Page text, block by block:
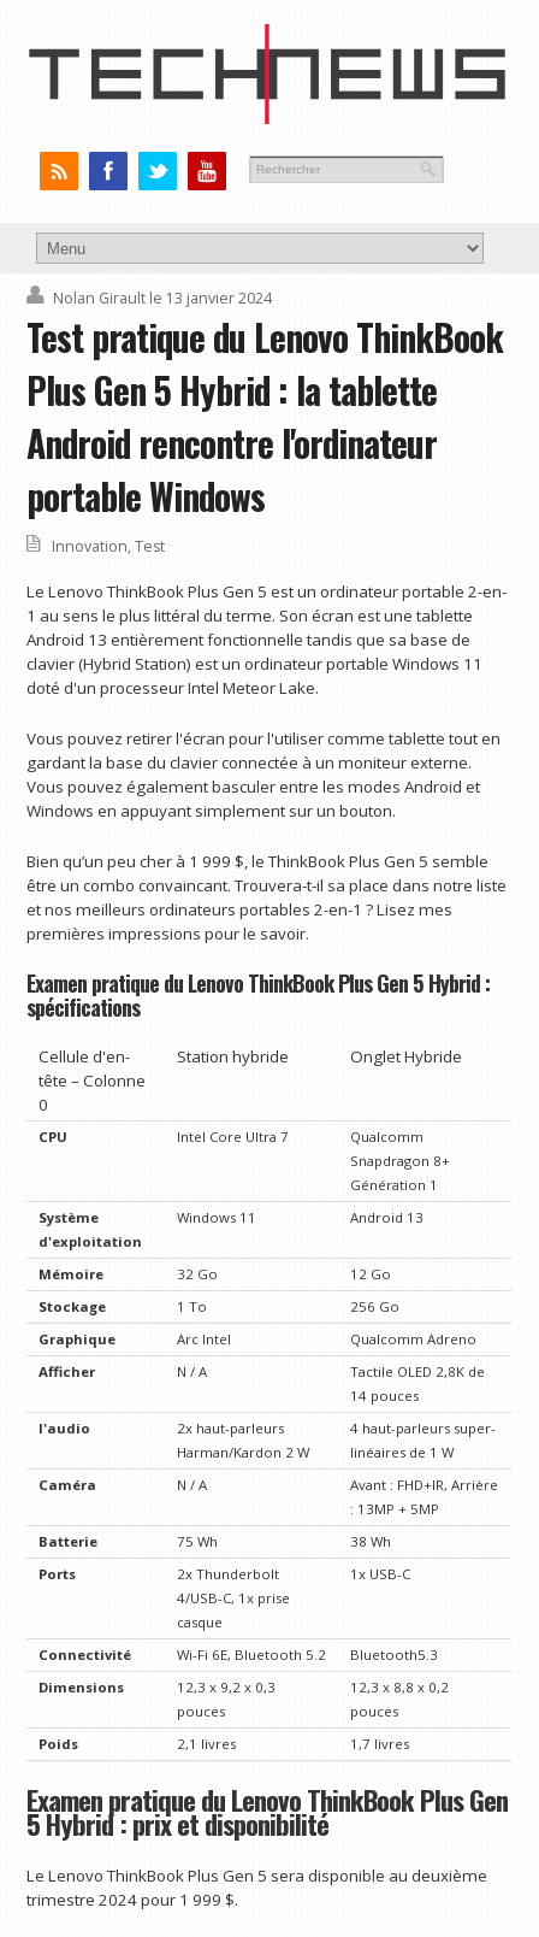
Nolan Girault le 13 janvier 2024
Test pratique du Lenovo ThinkBook
Plus Gen 5 Hybrid : la tablette
Android rencontre l'ordinateur
portable Windows
Innovation,Test
Le Lenovo ThinkBook Plus Gen 5 est un ordinateur portable 2-en-
1 au sens le plus littéral du terme. Son écran est une tablette
Android 13 entièrement fonctionnelle tandis que sa base de
clavier (Hybrid Station) est un ordinateur portable Windows 11
doté d'un processeur Intel Meteor Lake.
Vous pouvez retirer l'écran pour l'utiliser comme tablette tout en
gardant la base du clavier connectée à un moniteur externe.
Vous pouvez également basculer entre les modes Android et
Windows en appuyant simplement sur un bouton.
Bien qu’un peu cher à 1 999 $, le ThinkBook Plus Gen 5 semble
être un combo convaincant. Trouvera-t-il sa place dans notre liste
et nos meilleurs ordinateurs portables 2-en-1 ? Lisez mes
premières impressions pour le savoir.
Examen pratique du Lenovo ThinkBook Plus Gen 5 Hybrid :
spécifications
Cellule d'en-
tête – Colonne
0
Station hybride Onglet Hybride
CPU Intel Core Ultra 7
Qualcomm
Snapdragon 8+
Génération 1
Système
d'exploitation
Windows 11 Android 13
Mémoire 32 Go
12 Go
Stockage
1 To
256 Go
Graphique
Arc Intel
Qualcomm Adreno
Afficher
N / A
Tactile OLED 2,8K de
14 pouces
l'audio
2x haut-parleurs
Harman/Kardon 2 W
4 haut-parleurs super-
linéaires de 1 W
Caméra
N / A
Avant : FHD+IR, Arrière
: 13MP + 5MP
Batterie
75 Wh
38 Wh
Ports
2x Thunderbolt
4/USB-C, 1x prise
casque
1x USB-C
Connectivité Wi-Fi 6E, Bluetooth 5.2
Bluetooth5.3
Dimensions
12,3 x 9,2 x 0,3
pouces
12,3 x 8,8 x 0,2
pouces
Poids
2,1 livres 1,7 livres
Examen pratique du Lenovo ThinkBook Plus Gen
5 Hybrid : prix et disponibilité
Le Lenovo ThinkBook Plus Gen 5 sera disponible au deuxième
trimestre 2024 pour 1 999 $.